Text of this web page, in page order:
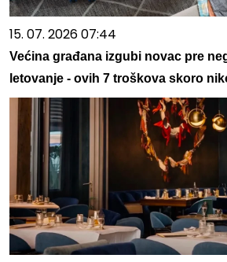
15. 07. 2026 07:44
Većina građana izgubi novac pre
letovanje - ovih 7 troškova skoro